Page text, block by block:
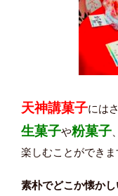
天神講菓子には
生菓子や粉菓子
楽しむことができま
素朴でどこか懐か